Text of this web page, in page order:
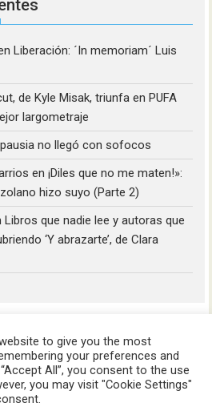
Liberación: ´In memoriam´ Luis
de Kyle Misak, triunfa en PUFA
largometraje
no llegó con sofocos
en¡Diles que no me maten!»:
hizo suyo (Parte 2)
Libros que nadie lee y autoras que
‘Y abrazarte’, de Clara
© 2023
to give you the most
your preferences and
All”, you consent to the use
you may visit "Cookie Settings"